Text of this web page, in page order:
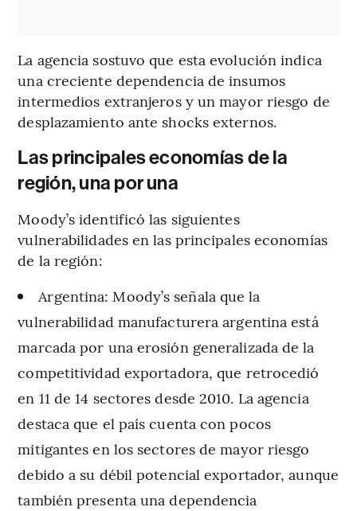
La agencia sostuvo que esta evolución indica
una creciente dependencia de insumos
intermedios extranjeros y un mayor riesgo de
desplazamiento ante shocks externos.
Las principales economías de la
región, una por una
Moody’s identificó las siguientes
vulnerabilidades en las principales economías
de la región:
Argentina: Moody’s señala que la
vulnerabilidad manufacturera argentina está
marcada por una erosión generalizada de la
competitividad exportadora, que retrocedió
en 11 de 14 sectores desde 2010. La agencia
destaca que el país cuenta con pocos
mitigantes en los sectores de mayor riesgo
debido a su débil potencial exportador, aunque
también presenta una dependencia